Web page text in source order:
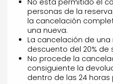
No está permitido el
personas de la
la cancelación
una nueva.
La cancelación de
descuento del 20% de
No procede la
consiguiente la
dentro de las 24